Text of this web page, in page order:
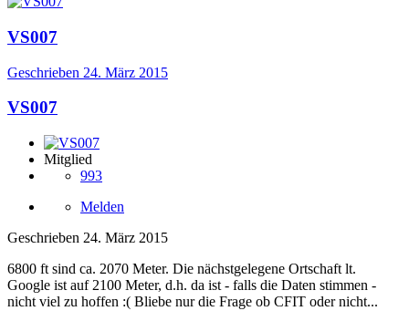
VS007
Geschrieben 24. März 2015
VS007
Mitglied
993
Melden
Geschrieben 24. März 2015
6800 ft sind ca. 2070 Meter. Die nächstgelegene Ortschaft lt.
Google ist auf 2100 Meter, d.h. da ist - falls die Daten stimmen -
nicht viel zu hoffen :( Bliebe nur die Frage ob CFIT oder nicht...